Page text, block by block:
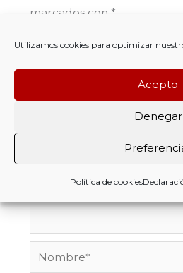
Utilizamos cookies para optimizar
Acepto
Denegar
Política de cookies
marcados con *
Comentario*
Nombre*